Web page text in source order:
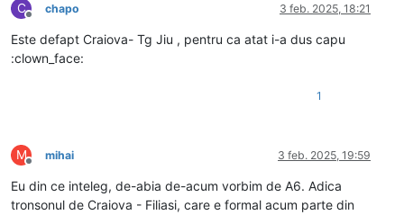
C
Deconectat
chapo 3 feb. 2025, 18:21
Este defapt Craiova- Tg Jiu , pentru ca atat i-a dus capu
:clown_face:
1
M
Deconectat
mihai 3 feb. 2025, 19:59
Eu din ce inteleg, de-abia de-acum vorbim de A6. Adica
tronsonul de Craiova - Filiasi, care e formal acum parte din